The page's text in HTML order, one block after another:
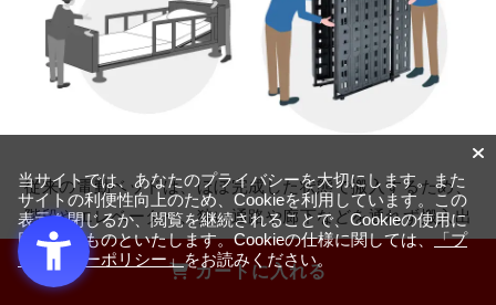
カートに入れる
従来の電動ベッドは、ほぼ完成した状態で搬入するため、
階段やエレベーター、狭い通路や廊下などを通れず搬入出
来ないことがありました。
しかし、薄型電動ユニットなら折りたたんでコンパクトに
当サイトでは、あなたのプライバシーを大切にします。また
サイトの利便性向上のため、Cookieを利用しています。この
表示を閉じるか、閲覧を継続されることで、Cookieの使用に
同意するものといたします。Cookieの仕様に関しては、「プ
ライバシーポリシー」をお読みください。